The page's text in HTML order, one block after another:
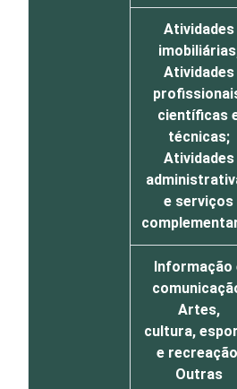
Atividades
Atividades
científicas
técnicas;
Atividades
e serviços
Informação
Artes,
cultura,
e
Outras